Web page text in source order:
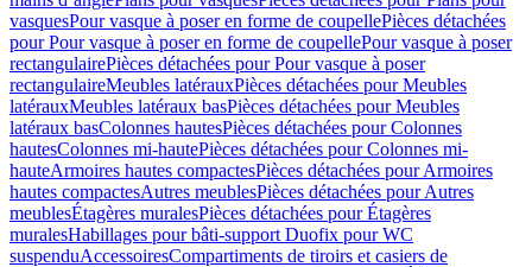
vasquesPour vasque à poser en forme de coupellePièces détachées
pour Pour vasque à poser en forme de coupellePour vasque à poser
rectangulairePièces détachées pour Pour vasque à poser
rectangulaireMeubles latérauxPièces détachées pour Meubles
latérauxMeubles latéraux basPièces détachées pour Meubles
latéraux basColonnes hautesPièces détachées pour Colonnes
hautesColonnes mi-hautePièces détachées pour Colonnes mi-
hauteArmoires hautes compactesPièces détachées pour Armoires
hautes compactesAutres meublesPièces détachées pour Autres
meublesÉtagères muralesPièces détachées pour Étagères
muralesHabillages pour bâti-support Duofix pour WC
suspenduAccessoiresCompartiments de tiroirs et casiers de